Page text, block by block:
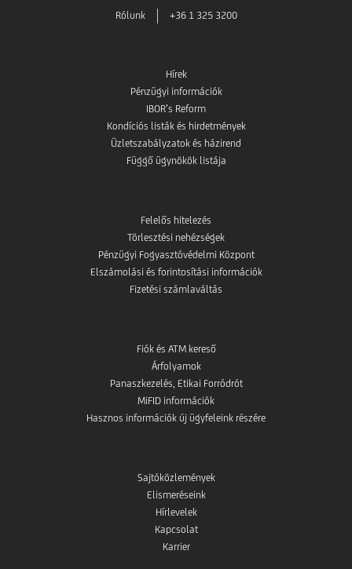
Rólunk +36 1 325 3200
Hírek
Pénzügyi információk
IBOR’s Reform
Kondíciós listák és hirdetmények
Üzletszabályzatok és házirend
Függő ügynökök listája
Felelős hitelezés
Törlesztési nehézségek
Pénzügyi Fogyasztóvédelmi Központ
Elszámolási és forintosítási információk
Fizetési számlaváltás
Fiók és ATM kereső
Árfolyamok
Panaszkezelés, Etikai Forródrót
MiFID információk
Hasznos információk új ügyfeleink részére
Sajtóközlemények
Elismeréseink
Hírlevelek
Kapcsolat
Karrier